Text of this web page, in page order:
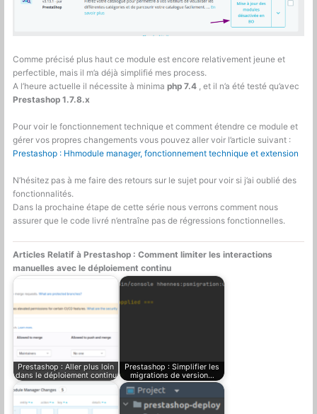
Comme précisé plus haut ce module est encore relativement jeune et
perfectible, mais il m’a déjà simplifié mes process.
A l’heure actuelle il nécessite à minimaphp 7.4 , et il n’a été testé qu’avec
Prestashop 1.7.8.x
Pour voir le fonctionnement technique et comment étendre ce module et
gérer vos propres changements vous pouvez aller voir l’article suivant :
Prestashop : Hhmodule manager, fonctionnement technique et extension
N’hésitez pas à me faire des retours sur le sujet pour voir si j’ai oublié des
fonctionnalités.
Dans la prochaine étape de cette série nous verrons comment nous
assurer que le code livré n’entraîne pas de régressions fonctionnelles.
Articles Relatif à Prestashop : Comment limiter les interactions
manuelles avec le déploiement continu
Prestashop : Aller plus loin
dans le déploiement continu
Prestashop : Simplifier les
migrations de version…